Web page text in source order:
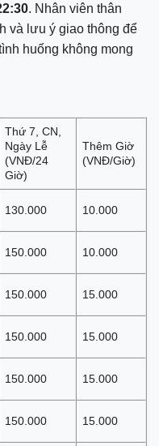
. Nhân viên thân
và lưu ý giao thông để
huống không mong
Thứ 7, CN,
Ngày Lễ
(VNĐ/24
Giờ)
Thêm Giờ
(VNĐ/Giờ)
130.000 10.000
150.000 10.000
150.000 15.000
150.000 15.000
150.000 15.000
150.000 15.000